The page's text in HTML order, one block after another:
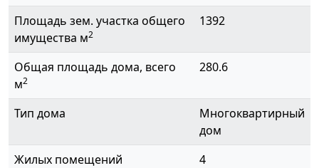
Площадь зем. участка общего
имущества м2
1392
Общая площадь дома, всего
м2
280.6
Тип дома
Многоквартирный
дом
Жилых помещений
4